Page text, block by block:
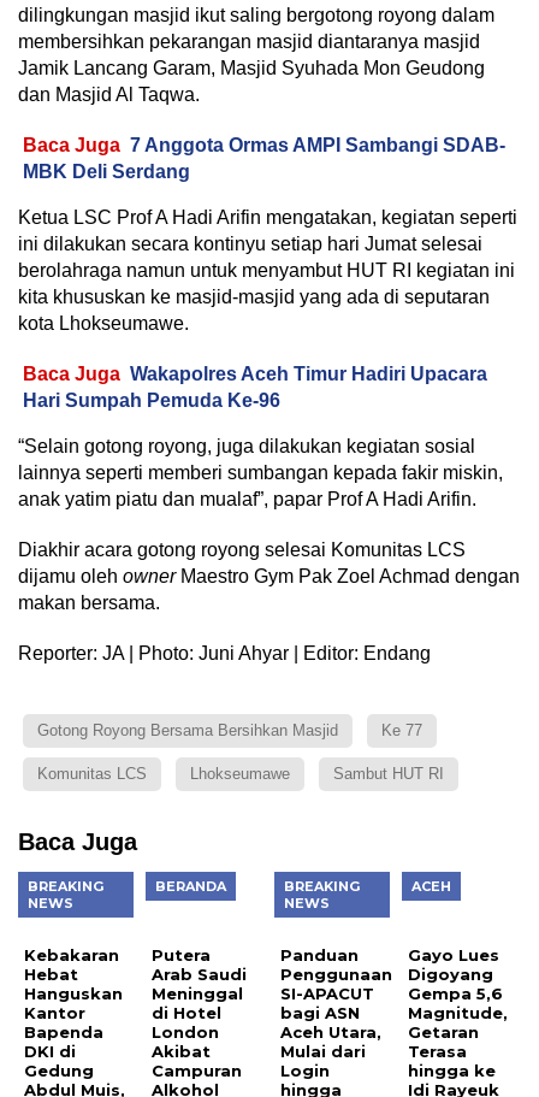
dilingkungan masjid ikut saling bergotong royong dalam
membersihkan pekarangan masjid diantaranya masjid
Jamik Lancang Garam, Masjid Syuhada Mon Geudong
dan Masjid Al Taqwa.
Baca Juga 7 Anggota Ormas AMPI Sambangi SDAB-
MBK Deli Serdang
Ketua LSC Prof A Hadi Arifin mengatakan, kegiatan seperti
ini dilakukan secara kontinyu setiap hari Jumat selesai
berolahraga namun untuk menyambut HUT RI kegiatan ini
kita khususkan ke masjid-masjid yang ada di seputaran
kota Lhokseumawe.
Baca Juga Wakapolres Aceh Timur Hadiri Upacara
Hari Sumpah Pemuda Ke-96
“Selain gotong royong, juga dilakukan kegiatan sosial
lainnya seperti memberi sumbangan kepada fakir miskin,
anak yatim piatu dan mualaf”, papar Prof A Hadi Arifin.
Diakhir acara gotong royong selesai Komunitas LCS
dijamu oleh ownerMaestro Gym Pak Zoel Achmad dengan
makan bersama.
Reporter: JA | Photo: Juni Ahyar | Editor: Endang
Gotong Royong Bersama Bersihkan Masjid Ke 77
Komunitas LCS Lhokseumawe Sambut HUT RI
Baca Juga
BREAKING
NEWS
Kebakaran
Hebat
Hanguskan
Kantor
Bapenda
DKI di
Gedung
Abdul Muis,
BERANDA
Putera
Arab Saudi
Meninggal
di Hotel
London
Akibat
Campuran
Alkohol
BREAKING
NEWS
Panduan
Penggunaan
SI-APACUT
bagi ASN
Aceh Utara,
Mulai dari
Login
hingga
ACEH
Gayo Lues
Digoyang
Gempa 5,6
Magnitude,
Getaran
Terasa
hingga ke
Idi Rayeuk